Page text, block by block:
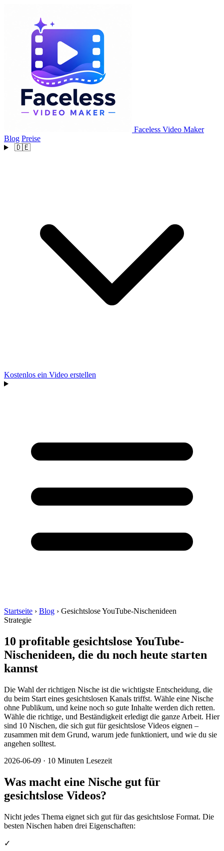
Faceless Video Maker
Blog Preise
🇩🇪
Kostenlos ein Video erstellen
Startseite › Blog › Gesichtslose YouTube-Nischenideen
Strategie
10 profitable gesichtslose YouTube-
Nischenideen, die du noch heute starten
kannst
Die Wahl der richtigen Nische ist die wichtigste Entscheidung, die
du beim Start eines gesichtslosen Kanals triffst. Wähle eine Nische
ohne Publikum, und keine noch so gute Inhalte werden dich retten.
Wähle die richtige, und Beständigkeit erledigt die ganze Arbeit. Hier
sind 10 Nischen, die sich gut für gesichtslose Videos eignen –
zusammen mit dem Grund, warum jede funktioniert, und wie du sie
angehen solltest.
2026-06-09 · 10 Minuten Lesezeit
Was macht eine Nische gut für
gesichtslose Videos?
Nicht jedes Thema eignet sich gut für das gesichtslose Format. Die
besten Nischen haben drei Eigenschaften:
✓